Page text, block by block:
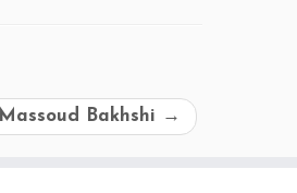
Bakhshi →